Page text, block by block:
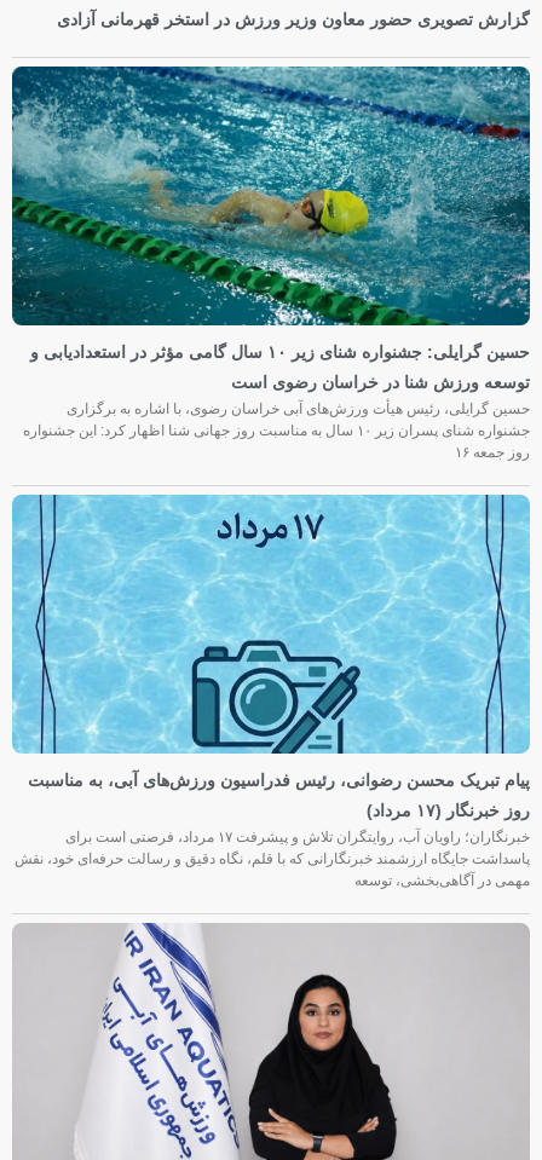
گزارش تصویری حضور معاون وزیر ورزش در استخر قهرمانی آزادی
حسین گرایلی: جشنواره شنای زیر ۱۰ سال گامی مؤثر در استعدادیابی و
توسعه ورزش شنا در خراسان رضوی است
حسین گرایلی، رئیس هیأت ورزش‌های آبی خراسان رضوی، با اشاره به برگزاری
جشنواره شنای پسران زیر ۱۰ سال به مناسبت روز جهانی شنا اظهار کرد: این جشنواره
روز جمعه‌ ۱۶
پیام تبریک محسن رضوانی، رئیس فدراسیون ورزش‌های آبی، به مناسبت
روز خبرنگار (۱۷ مرداد)
خبرنگاران؛ راویان آب، روایتگران تلاش و پیشرفت ۱۷ مرداد، فرصتی است برای
پاسداشت جایگاه ارزشمند خبرنگارانی که با قلم، نگاه دقیق و رسالت حرفه‌ای خود، نقش
مهمی در آگاهی‌بخشی، توسعه